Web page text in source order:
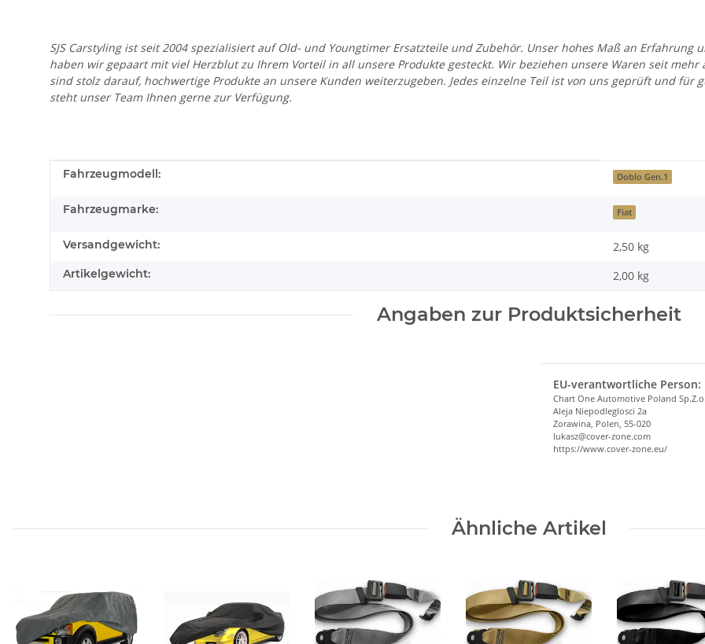
SJS Carstyling ist seit 2004 spezialisiert auf Old- und Youngtimer Ersatzteile und Zubehör. Unser hohes Maß an Erfahrung
haben wir gepaart mit viel Herzblut zu Ihrem Vorteil in all unsere Produkte gesteckt. Wir beziehen unsere Waren seit
sind stolz darauf, hochwertige Produkte an unsere Kunden weiterzugeben. Jedes einzelne Teil ist von uns geprüft und für
steht unser Team Ihnen gerne zur Verfügung.
Produkteigenschaft
Wert
Fahrzeugmodell: Doblo Gen.1
Fahrzeugmarke: Fiat
Versandgewicht: 2,50 kg
Artikelgewicht: 2,00 kg
Angaben zur Produktsicherheit
EU-verantwortliche Person:
Chart One Automotive Poland
Aleja Niepodleglosci 2a
Zorawina, Polen, 55-020
lukasz@cover-zone.com
https://www.cover-zone.eu/
Ähnliche Artikel